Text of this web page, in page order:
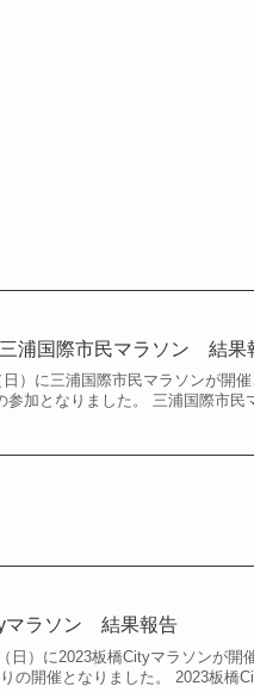
浦国際市民マラソン 結果
）に三浦国際市民マラソンが開
参加となりました。 三浦国際市民
マラソン 結果報告
日）に2023板橋Cityマラソンが
の開催となりました。 2023板橋